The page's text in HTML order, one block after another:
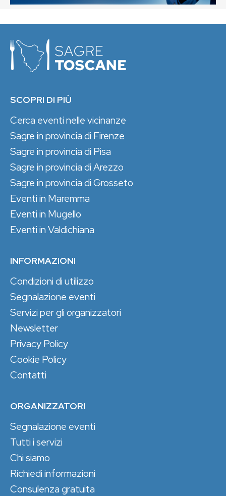
SCOPRI DI PIÙ
Cerca eventi nelle vicinanze
Sagre in provincia di Firenze
Sagre in provincia di Pisa
Sagre in provincia di Arezzo
Sagre in provincia di Grosseto
Eventi in Maremma
Eventi in Mugello
Eventi in Valdichiana
INFORMAZIONI
Condizioni di utilizzo
Segnalazione eventi
Servizi per gli organizzatori
Newsletter
Privacy Policy
Cookie Policy
Contatti
ORGANIZZATORI
Segnalazione eventi
Tutti i servizi
Chi siamo
Richiedi informazioni
Consulenza gratuita